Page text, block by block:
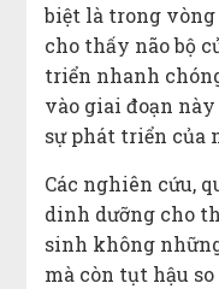
biệt là trong
cho thấy não bộ
triển nhanh
vào giai đoạn
sự phát triển của
Các nghiên cứu,
dinh dưỡng cho
sinh không
mà còn tụt hậu